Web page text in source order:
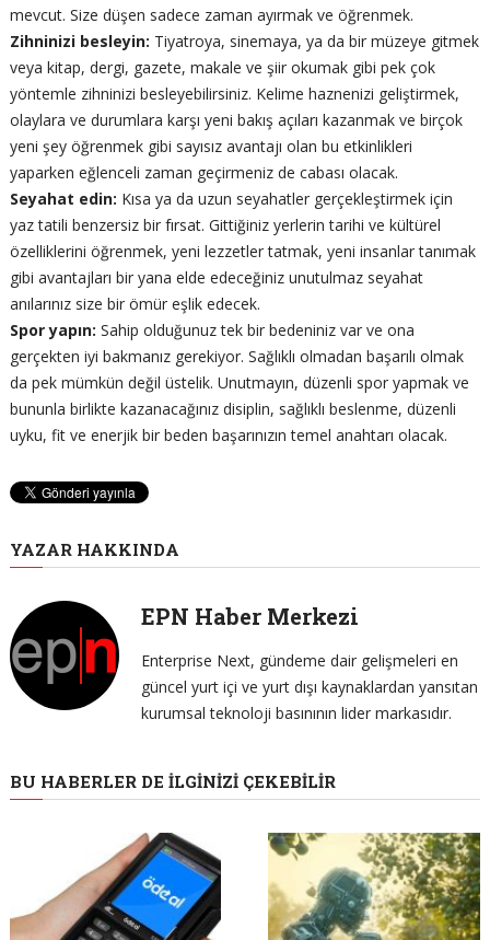
mevcut. Size düşen sadece zaman ayırmak ve öğrenmek.
Zihninizi besleyin: Tiyatroya, sinemaya, ya da bir müzeye gitmek
veya kitap, dergi, gazete, makale ve şiir okumak gibi pek çok
yöntemle zihninizi besleyebilirsiniz. Kelime haznenizi geliştirmek,
olaylara ve durumlara karşı yeni bakış açıları kazanmak ve birçok
yeni şey öğrenmek gibi sayısız avantajı olan bu etkinlikleri
yaparken eğlenceli zaman geçirmeniz de cabası olacak.
Seyahat edin: Kısa ya da uzun seyahatler gerçekleştirmek için
yaz tatili benzersiz bir fırsat. Gittiğiniz yerlerin tarihi ve kültürel
özelliklerini öğrenmek, yeni lezzetler tatmak, yeni insanlar tanımak
gibi avantajları bir yana elde edeceğiniz unutulmaz seyahat
anılarınız size bir ömür eşlik edecek.
Spor yapın: Sahip olduğunuz tek bir bedeniniz var ve ona
gerçekten iyi bakmanız gerekiyor. Sağlıklı olmadan başarılı olmak
da pek mümkün değil üstelik. Unutmayın, düzenli spor yapmak ve
bununla birlikte kazanacağınız disiplin, sağlıklı beslenme, düzenli
uyku, fit ve enerjik bir beden başarınızın temel anahtarı olacak.
YAZAR HAKKINDA
EPN Haber Merkezi
Enterprise Next, gündeme dair gelişmeleri en
güncel yurt içi ve yurt dışı kaynaklardan yansıtan
kurumsal teknoloji basınının lider markasıdır.
BU HABERLER DE İLGINIZI ÇEKEBILIR